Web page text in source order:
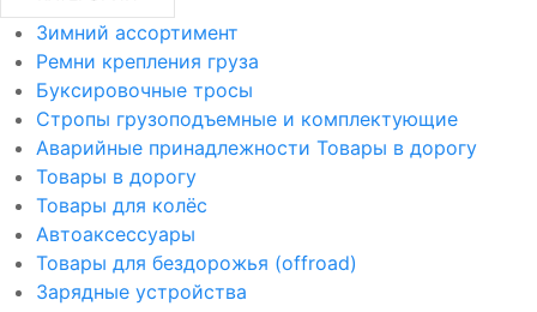
Зимний ассортимент
Ремни крепления груза
Буксировочные тросы
Стропы грузоподъемные и комплектующие
Аварийные принадлежности Товары в дорогу
Товары в дорогу
Товары для колёс
Автоаксессуары
Товары для бездорожья (offroad)
Зарядные устройства